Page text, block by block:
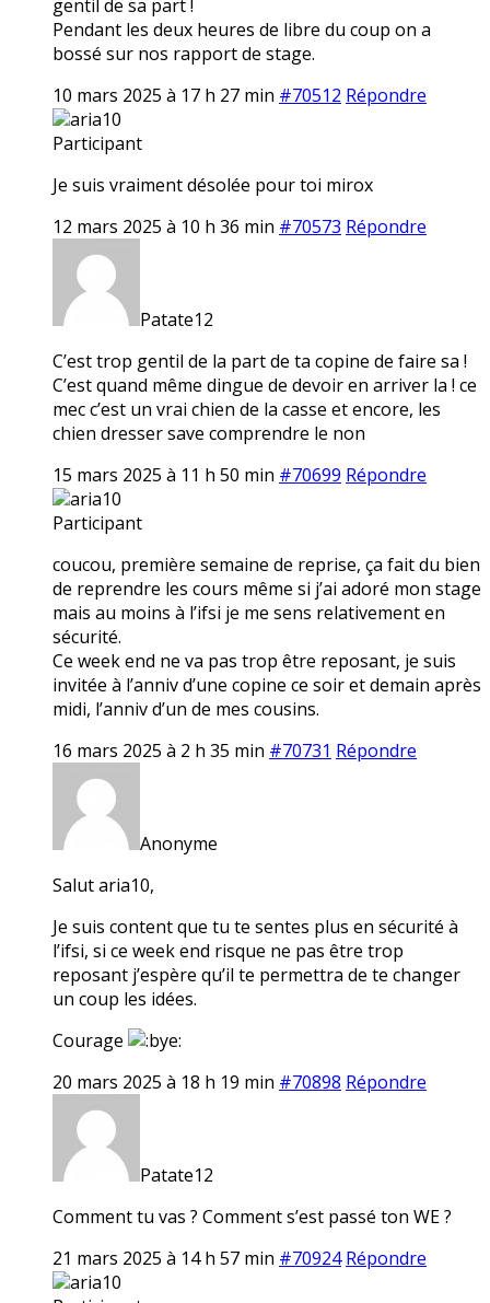
gentil de sa part !
Pendant les deux heures de libre du coup on a
bossé sur nos rapport de stage.
10 mars 2025 à 17 h 27 min #70512 Répondre
aria10
Participant
Je suis vraiment désolée pour toi mirox
12 mars 2025 à 10 h 36 min #70573 Répondre
Patate12
C’est trop gentil de la part de ta copine de faire sa !
C’est quand même dingue de devoir en arriver la ! ce
mec c’est un vrai chien de la casse et encore, les
chien dresser save comprendre le non
15 mars 2025 à 11 h 50 min #70699 Répondre
aria10
Participant
coucou, première semaine de reprise, ça fait du bien
de reprendre les cours même si j’ai adoré mon stage
mais au moins à l’ifsi je me sens relativement en
sécurité.
Ce week end ne va pas trop être reposant, je suis
invitée à l’anniv d’une copine ce soir et demain après
midi, l’anniv d’un de mes cousins.
16 mars 2025 à 2 h 35 min #70731 Répondre
Anonyme
Salut aria10,
Je suis content que tu te sentes plus en sécurité à
l’ifsi, si ce week end risque ne pas être trop
reposant j’espère qu’il te permettra de te changer
un coup les idées.
Courage
20 mars 2025 à 18 h 19 min #70898 Répondre
Patate12
Comment tu vas ? Comment s’est passé ton WE ?
21 mars 2025 à 14 h 57 min #70924 Répondre
aria10